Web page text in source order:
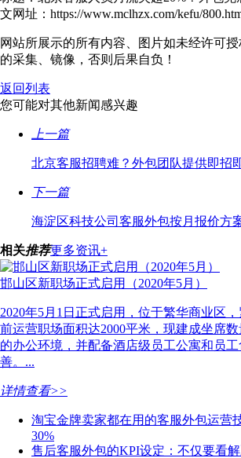
文网址：https://www.mclhzx.com/kefu/
网站所展示的所有内容、图片如未经许可
的采集、镜像，否则后果自负！
返回列表
您可能对其他新闻感兴趣
上一篇
北京客服招聘难？外包团队提供即招
下一篇
海淀区科技公司客服外包按月报价方
相关推荐更多资讯+
邯山区新职场正式启用（2020年5月）
2020年5月1日正式启用，位于繁华商业区
前运营职场面积达2000平米，现建成坐席
的办公环境，并配备酒店级员工公寓和员
善。...
详情查看>>
淘宝金牌卖家都在用的客服外包运营
30%
售后客服外包的KPI设定：不仅要看